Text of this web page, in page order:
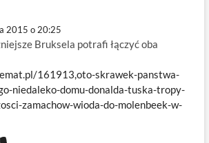
2015 o 20:25
Bruksela potrafi łączyć oba
161913,oto-skrawek-panstwa-
niedaleko-domu-donalda-tuska-tropy-
zamachow-wioda-do-molenbeek-w-